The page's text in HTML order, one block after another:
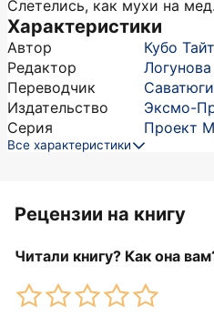
Слетелись, как мухи на
Характеристики
Автор
Кубо
Редактор
Переводчик
Издательство
Эксмо-
Серия
Проект
Все характеристики
Рецензии на книгу
Читали книгу? Как она